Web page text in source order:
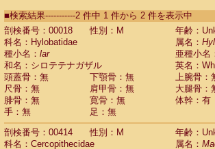
CebidaeSaguinus labiatus(0)
Cebidae Saguinus leucopus (0)
CebidaeSaguinus midas
Cebidae
CebidaeSaguinus nigricollis (0)
Cebidae Saguinus oedipus
Cebidae Saguinus weddelli
Cebidae Saguinusspp.
Cebidae Aotus trivirgatus
Cebidae Cebus albifrons
CebidaeCebus apella
■検索結果-----------2 件中 1 件から 2 件を表示中
剖検番号：00018
性別：M
年齢：
科名：Hylobatidae
属名：
種小名： lar
亜種小名
和名：シロテテナガザル
英名：
頭蓋骨：無
下顎骨：無
上腕骨：
尺骨：無
肩甲骨：無
大腿骨：
腓骨：無
寛骨：無
体幹：有
手：無
足：無
剖検番号：00414
性別：M
年齢：
科名：Cercopithecidae
属名：